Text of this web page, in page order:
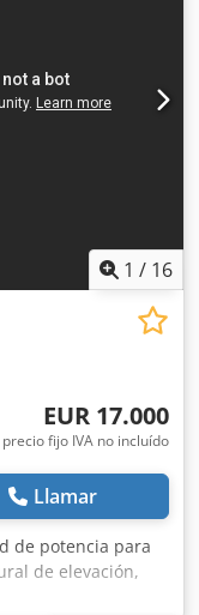
1 / 16
EUR 17.000
precio fijo IVA no incluído
Llamar
de potencia para
de elevación,
hidráulico de 1000